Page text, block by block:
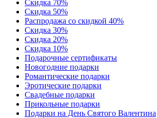
Скидка 70%
Скидка 50%
Распродажа со скидкой 40%
Скидка 30%
Скидка 20%
Скидка 10%
Подарочные сертификаты
Новогодние подарки
Романтические подарки
Эротические подарки
Свадебные подарки
Прикольные подарки
Подарки на День Святого Валентина